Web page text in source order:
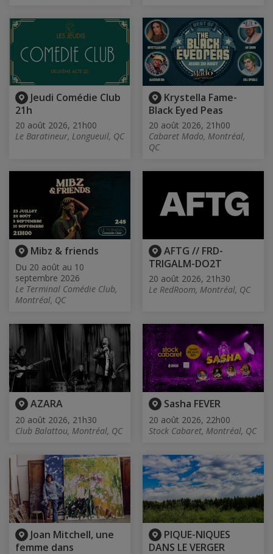
Jeudi Comédie Club
21h
20 août 2026, 21h00
Le Baratineur, Longueuil, QC
Krystella Fame-
Black Eyed Peas
20 août 2026, 21h00
Cabaret Mado, Montréal,
QC
Mibz & friends
Du 20 août au 10
septembre 2026
Le Terminal Comédie Club,
Montréal, QC
AFTG // FRD-
TRIGALM-DO2T
20 août 2026, 21h30
Le RedRoom, Montréal, QC
AZARA
20 août 2026, 21h30
Club Balattou, Montréal, QC
Sasha FEVER
20 août 2026, 22h00
Stock Cabaret, Montréal, QC
Joan Mitchell, une
femme dans
PIQUE-NIQUES
DANS LE VERGER